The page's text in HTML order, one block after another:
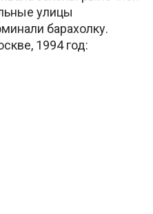
улицы
барахолку.
1994 год: